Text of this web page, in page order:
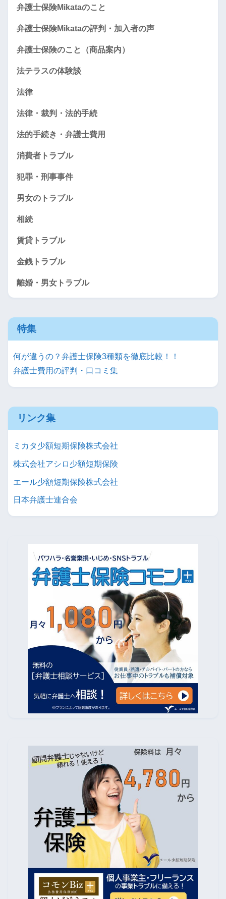
弁護士保険Mikataのこと
弁護士保険Mikataの評判・加入者の声
弁護士保険のこと（商品案内）
法テラスの体験談
法律
法律・裁判・法的手続
法的手続き・弁護士費用
消費者トラブル
犯罪・刑事事件
男女のトラブル
相続
賃貸トラブル
金銭トラブル
離婚・男女トラブル
特集
何が違うの？弁護士保険3種類を徹底比較！！
弁護士費用の評判・口コミ集
リンク集
ミカタ少額短期保険株式会社
株式会社アシロ少額短期保険
エール少額短期保険株式会社
日本弁護士連合会